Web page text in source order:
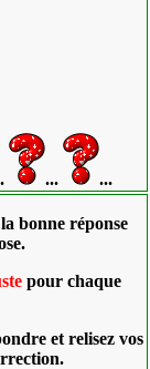
... ...
bonne réponse
pour chaque
et relisez vos